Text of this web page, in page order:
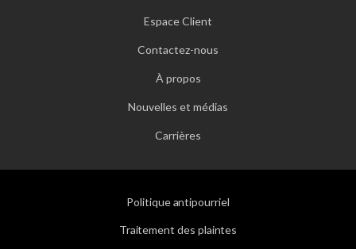
Espace Client
Contactez-nous
À propos
Nouvelles et médias
Carrières
Politique antipourriel
Traitement des plaintes